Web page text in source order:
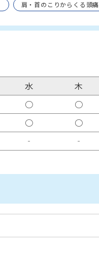
肩・首のこりからくる頭痛
水 木
○ ○
○ ○
‐ ‐